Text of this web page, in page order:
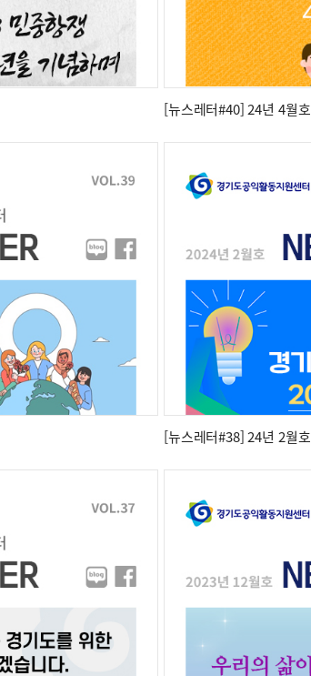
[뉴스레터#40] 24년 4월호
[뉴스레터#38] 24년 2월호